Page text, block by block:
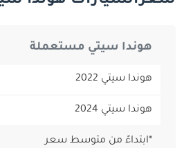
هوندا سيتي مستعملة
هوندا سيتي 2022
هوندا سيتي 2024
*ابتداءً من متوسط سعر